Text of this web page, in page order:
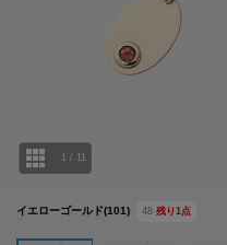
SHOP LIST
イエローゴールド(101) 48 残り 1点
1 / 11